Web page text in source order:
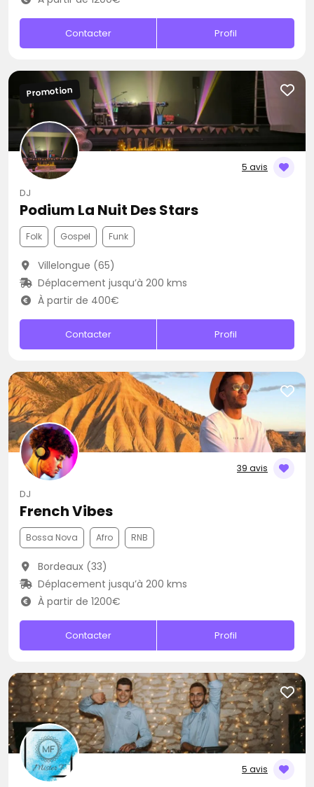
Contacter Profil
5 avis
Promotion
DJ
Podium La Nuit Des Stars
Folk Gospel Funk
Villelongue (65)
Déplacement jusqu’à 200 kms
À partir de 400€
Contacter Profil
39 avis
DJ
French Vibes
Bossa Nova Afro RNB
Bordeaux (33)
Déplacement jusqu’à 200 kms
À partir de 1200€
Contacter Profil
5 avis